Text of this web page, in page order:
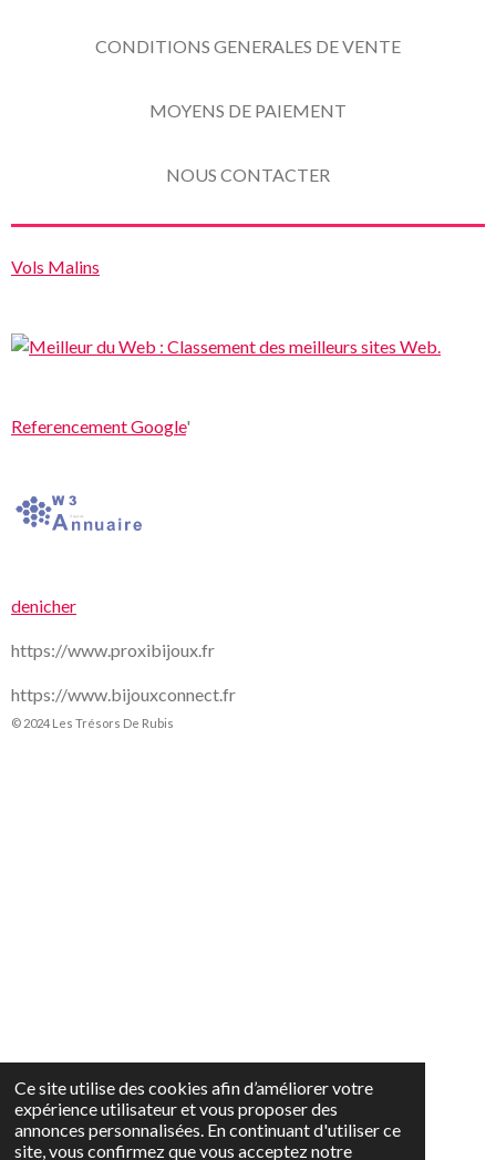
Ce site utilise des cookies afin d’améliorer votre
expérience utilisateur et vous proposer des
annonces personnalisées. En continuant d'utiliser ce
site, vous confirmez que vous acceptez notre
CONDITIONS GENERALES DE VENTE
MOYENS DE PAIEMENT
NOUS CONTACTER
Vols Malins
Referencement Google'
denicher
https://www.proxibijoux.fr
https://www.bijouxconnect.fr
© 2024 Les Trésors De Rubis